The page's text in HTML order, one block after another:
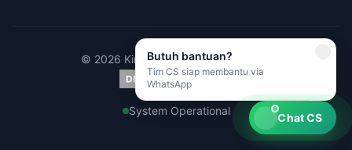
© 2026 Kirimi.id - All rights reserved.
System Operational
Butuh bantuan?
Tim CS siap membantu via
WhatsApp
Chat CS